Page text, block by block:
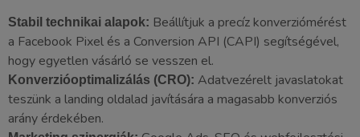
Stabil technikai alapok: Beállítjuk a precíz konverziómérést
a Facebook Pixel és a Conversion API (CAPI) segítségével,
hogy egyetlen vásárló se vesszen el.
Konverzióoptimalizálás (CRO): Adatvezérelt javaslatokat
teszünk a landing oldalad javítására a magasabb konverziós
arány érdekében.